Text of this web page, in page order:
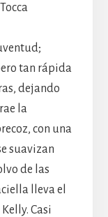
tan rápida
dejando
la
con una
suavizan
de las
lleva el
Casi